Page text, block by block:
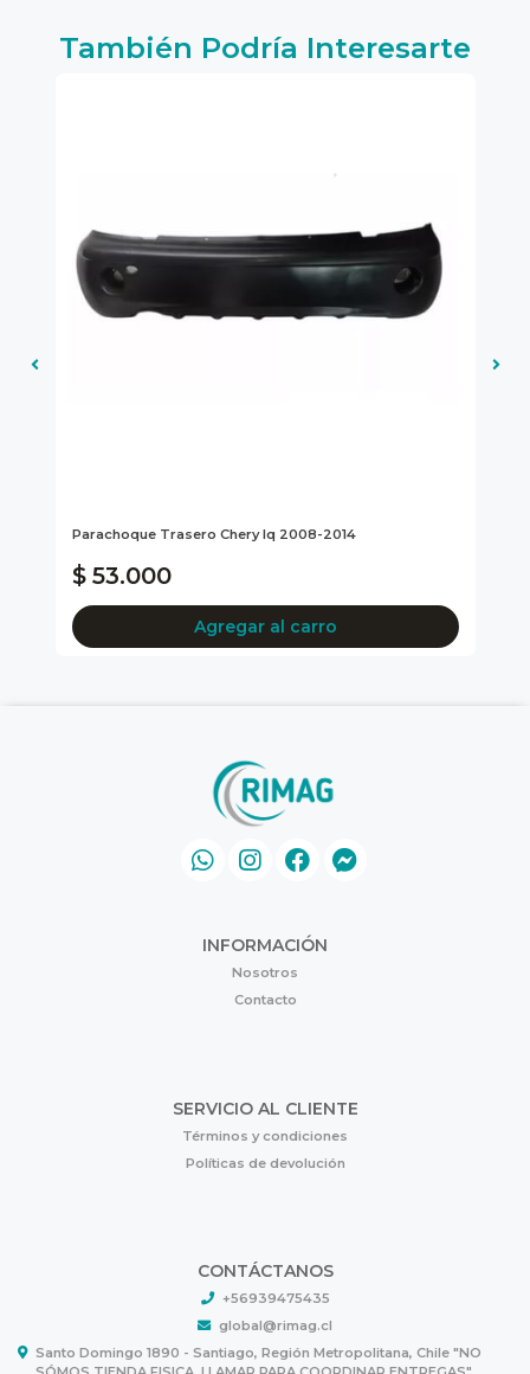
También Podría Interesarte
Parachoque Trasero Chery Iq 2008-2014
$ 53.000
Agregar al carro
INFORMACIÓN
Nosotros
Contacto
SERVICIO AL CLIENTE
Términos y condiciones
Políticas de devolución
CONTÁCTANOS
+56939475435
global@rimag.cl
Santo Domingo 1890 - Santiago, Región Metropolitana, Chile "NO